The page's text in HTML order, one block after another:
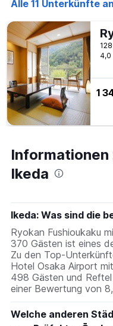
Alle 11 Unterkünfte
4,0
Ikeda
Ikeda: Was sind die
Ryokan Fushioukaku
370 Gästen ist eines
Zu den Top-
Hotel Osaka Airport
498 Gästen und
einer Bewertung von
Welche anderen